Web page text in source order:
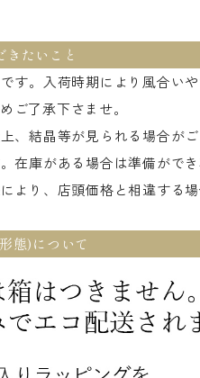
たいこと
す。入荷時期により風合い
ご了承下さませ。
、結晶等が見られる場合がご
在庫がある場合は準備ができ
より、店頭価格と相違する場
態)について